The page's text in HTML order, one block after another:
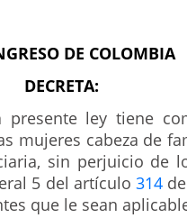
DE COLOMBIA
DECRETA:
presente ley tiene
mujeres cabeza de
sin perjuicio de
5 del artículo314
que le sean